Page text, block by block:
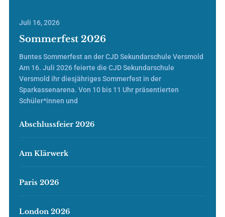
Juli 16, 2026
Sommerfest 2026
Buntes Sommerfest an der CJD Sekundarschule Versmold
Am 16. Juli 2026 feierte die CJD Sekundarschule
Versmold ihr diesjähriges Sommerfest in der
Sparkassenarena. Von 10 bis 11 Uhr präsentierten
Schüler*innen und
Abschlussfeier 2026
Am Klärwerk
Paris 2026
London 2026